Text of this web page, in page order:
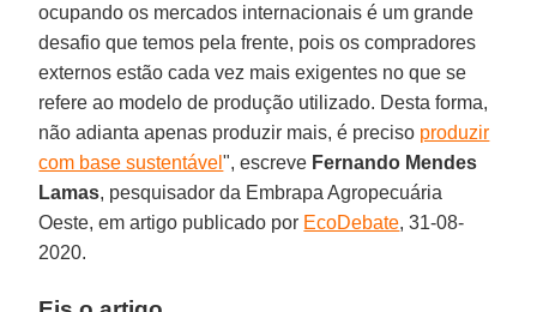
ocupando os mercados internacionais é um grande
desafio que temos pela frente, pois os compradores
externos estão cada vez mais exigentes no que se
refere ao modelo de produção utilizado. Desta forma,
não adianta apenas produzir mais, é preciso produzir
com base sustentável", escreve Fernando Mendes
Lamas, pesquisador da Embrapa Agropecuária
Oeste, em artigo publicado por EcoDebate, 31-08-
2020.